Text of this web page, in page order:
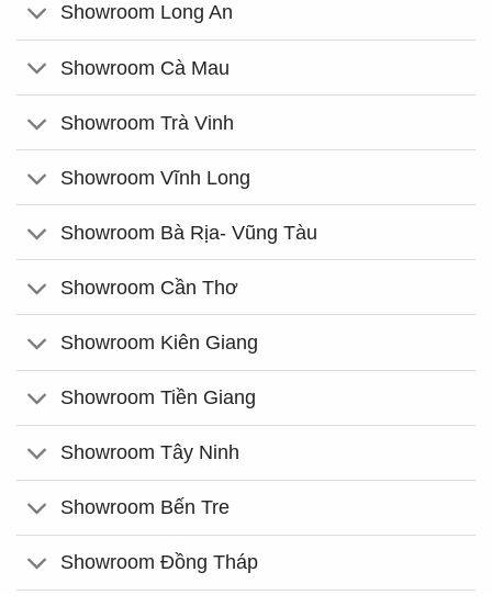
Showroom Long An
Showroom Cà Mau
Showroom Trà Vinh
Showroom Vĩnh Long
Showroom Bà Rịa- Vũng Tàu
Showroom Cần Thơ
Showroom Kiên Giang
Showroom Tiền Giang
Showroom Tây Ninh
Showroom Bến Tre
Showroom Đồng Tháp